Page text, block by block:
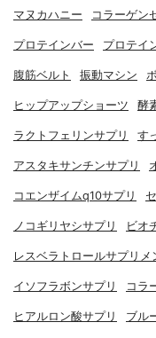
マヌカハニー コラーゲン
プロテインバー プロテイ
腹筋ベルト 振動マシン
ヒップアップショーツ 酵
ラクトフェリンサプリ す
アスタキサンチンサプリ
コエンザイムq10サプリ
ノコギリヤシサプリ ビオ
レスベラトロールサプリメ
イソフラボンサプリ コラ
ヒアルロン酸サプリ ブル